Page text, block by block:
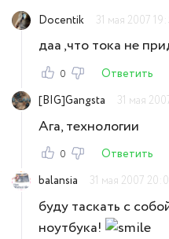
Docentik 31 мая 2007
даа ,что тока не
0
Ответить
[BIG]Gangsta
31 мая
Ага, технологии
0
Ответить
balansia
31 мая 2007
буду таскать с
ноутбука!